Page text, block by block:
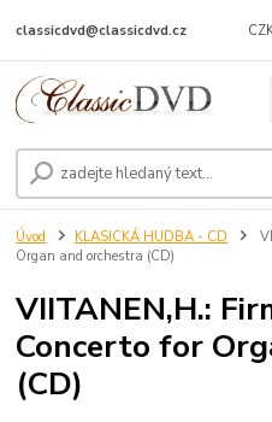
classicdvd@classicdvd.cz
Úvod KLASICKÁ HUDBA - CD
Organ and orchestra (CD)
VIITANEN,H.:
Concerto for
(CD)